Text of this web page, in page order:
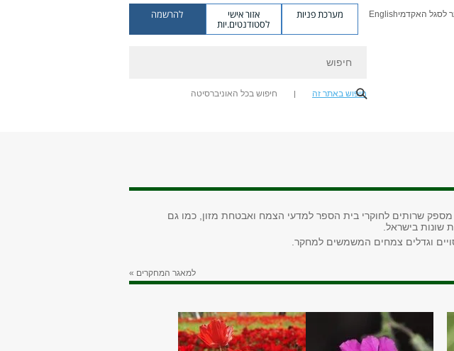
לסגל האקדמיEnglish מערכת פניות אזור אישי
לסטודנטים.יות
להרשמה
חיפוש באתר זה חיפוש בכל האוניברסיטה
מספק שרותים לחוקרי בית הספר למדעי הצמח ואבטחת מזון, כמו גם
שונות בישראל.
וגדלים צמחים המשמשים למחקר.
למאגר המחקרים »